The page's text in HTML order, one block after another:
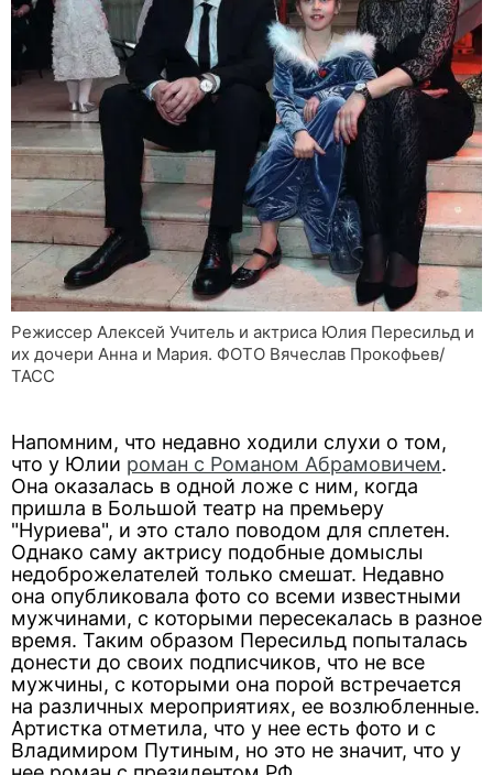
Режиссер Алексей Учитель и актриса Юлия Пересильд и
их дочери Анна и Мария. ФОТО Вячеслав Прокофьев/
ТАСС
Напомним, что недавно ходили слухи о том,
что у Юлии роман с Романом Абрамовичем.
Она оказалась в одной ложе с ним, когда
пришла в Большой театр на премьеру
"Нуриева", и это стало поводом для сплетен.
Однако саму актрису подобные домыслы
недоброжелателей только смешат. Недавно
она опубликовала фото со всеми известными
мужчинами, с которыми пересекалась в разное
время. Таким образом Пересильд попыталась
донести до своих подписчиков, что не все
мужчины, с которыми она порой встречается
на различных мероприятиях, ее возлюбленные.
Артистка отметила, что у нее есть фото и с
Владимиром Путиным, но это не значит, что у